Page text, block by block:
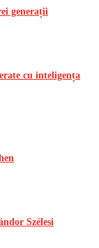
generații
cu inteligența
Szélesi